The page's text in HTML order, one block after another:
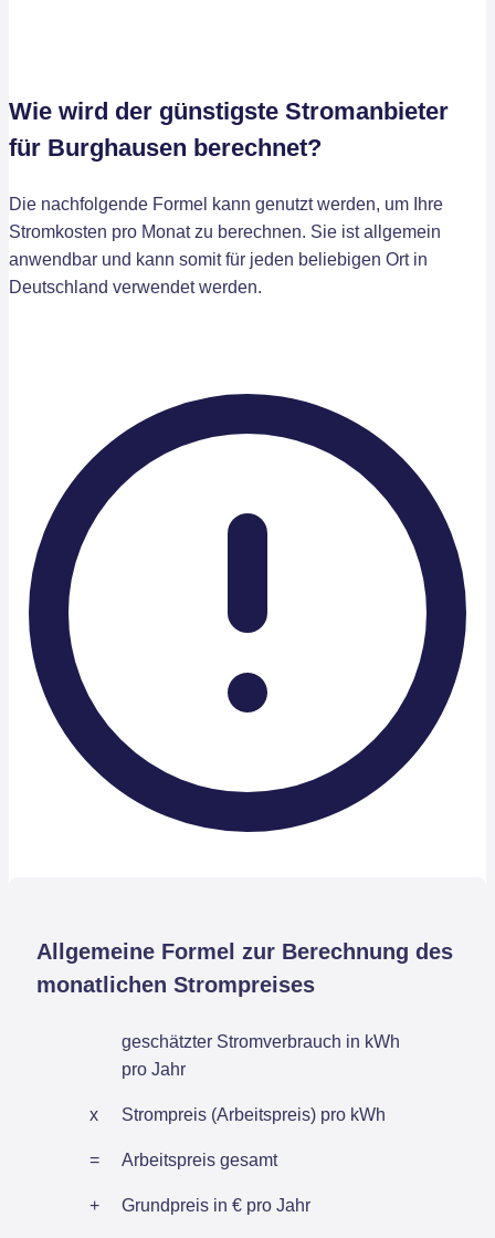
Wie wird der günstigste Stromanbieter
für Burghausen berechnet?
Die nachfolgende Formel kann genutzt werden, um Ihre
Stromkosten pro Monat zu berechnen. Sie ist allgemein
anwendbar und kann somit für jeden beliebigen Ort in
Deutschland verwendet werden.
Allgemeine Formel zur Berechnung des
monatlichen Strompreises
geschätzter Stromverbrauch in kWh
pro Jahr
x Strompreis (Arbeitspreis) pro kWh
= Arbeitspreis gesamt
+ Grundpreis in € pro Jahr